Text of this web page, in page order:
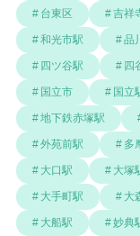
台東区 吉祥
和光市駅 品
四ツ谷駅 四
国立市 国立
地下鉄赤塚駅
外苑前駅 多
大口駅 大塚
大手町駅 大
大船駅 妙典